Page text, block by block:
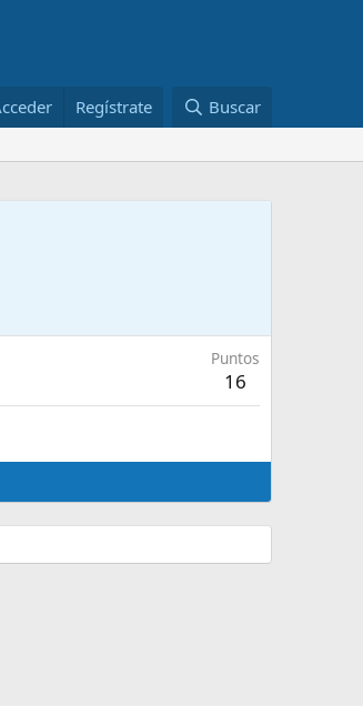
Regístrate Buscar
Puntos
16